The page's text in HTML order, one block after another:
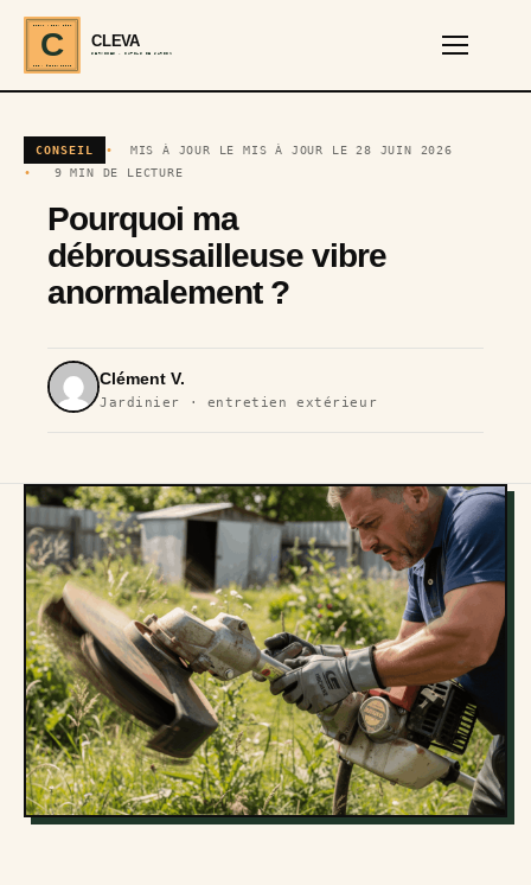
C
CLEVA · EST. 2024
REF · GARDEN TOOLS
CLEVA
SERVICES · OUTILS DE JARDIN
CONSEIL
MIS À JOUR LE MIS À JOUR LE 28 JUIN 2026
9 MIN DE LECTURE
Pourquoi ma
débroussailleuse vibre
anormalement ?
Clément V.
Jardinier · entretien extérieur